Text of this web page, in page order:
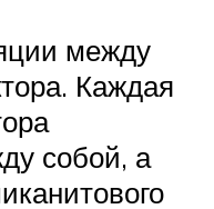
между
Каждая
собой, а